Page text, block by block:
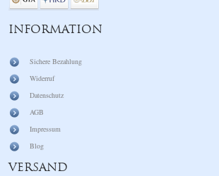
INFORMATION
Sichere Bezahlung
Widerruf
Datenschutz
AGB
Impressum
Blog
VERSAND